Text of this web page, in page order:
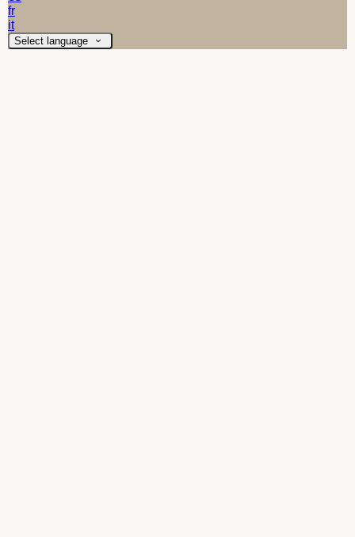
fr
it
Select language